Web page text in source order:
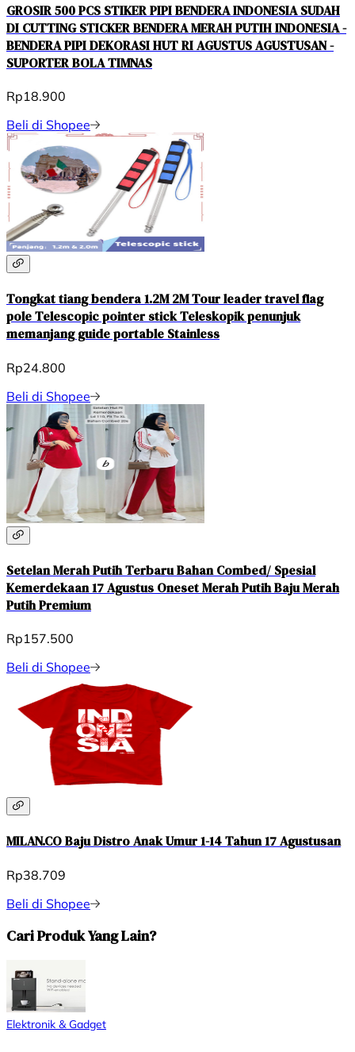
GROSIR 500 PCS STIKER PIPI BENDERA INDONESIA SUDAH
DI CUTTING STICKER BENDERA MERAH PUTIH INDONESIA -
BENDERA PIPI DEKORASI HUT RI AGUSTUS AGUSTUSAN -
SUPORTER BOLA TIMNAS
Rp18.900
Beli di Shopee
Tongkat tiang bendera 1.2M 2M Tour leader travel flag
pole Telescopic pointer stick Teleskopik penunjuk
memanjang guide portable Stainless
Rp24.800
Beli di Shopee
Setelan Merah Putih Terbaru Bahan Combed/ Spesial
Kemerdekaan 17 Agustus Oneset Merah Putih Baju Merah
Putih Premium
Rp157.500
Beli di Shopee
MILAN.CO Baju Distro Anak Umur 1-14 Tahun 17 Agustusan
Rp38.709
Beli di Shopee
Cari Produk Yang Lain?
Elektronik & Gadget